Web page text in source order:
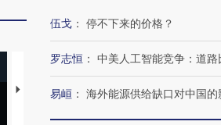
马航飞行员跨国走私7万
视线｜被称为“蟑螂
育部长拱下台
伍戈 ： 停不下来的价格？
罗志恒 ： 中美人工智能竞争：道
易峘 ： 海外能源供给缺口对中国的